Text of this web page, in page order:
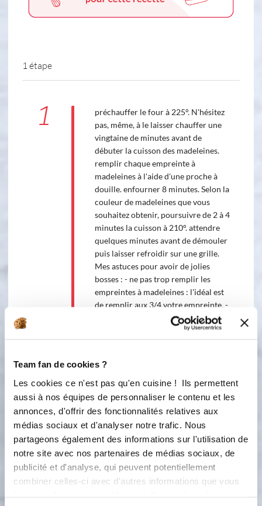
Team fan de cookies ?
Les cookies ce n'est pas qu'en cuisine ! Ils permettent
aussi à nos équipes de personnaliser le contenu et les
annonces, d'offrir des fonctionnalités relatives aux
médias sociaux et d'analyser notre trafic. Nous
partageons également des informations sur l'utilisation de
notre site avec nos partenaires de médias sociaux, de
publicité et d'analyse, qui peuvent potentiellement
combiner celles-ci avec d'autres informations que vous
1 étape
1
préchauffer le four à 225°. N'hésitez
pas, même, à le laisser chauffer une
vingtaine de minutes avant de
débuter la cuisson des madeleines.
remplir chaque empreinte à
madeleines à l'aide d'une proche à
douille. enfourner 8 minutes. Selon la
couleur de madeleines que vous
souhaitez obtenir, poursuivre de 2 à 4
minutes la cuisson à 210°. attendre
quelques minutes avant de démouler
puis laisser refroidir sur une grille.
Mes astuces pour avoir de jolies
bosses : - ne pas trop remplir les
empreintes à madeleines : l'idéal est
de remplir aux 3/4 votre empreinte. -
le choc thermique : préparer sa pâte
la veille est idéale. Le choc thermique
chaud. Depuis longtemps j'utilise le
même mode de cuisson : four très
chaud à 225° durant 8 minutes et je
n'ai jamais raté mes madeleines. -
disposer le moule sur une grille et
non sur une plaque pour une
Pour l'appareil à madeleines, je me
suis inspirée d'une recette de Cyril
Lignac "Madeleines au miel" (La